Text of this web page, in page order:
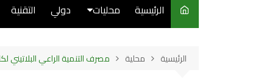
الرئيسية محليات دولي التقنية
الرئيسية محلية مصرف التنمية الراعي البلاتيني